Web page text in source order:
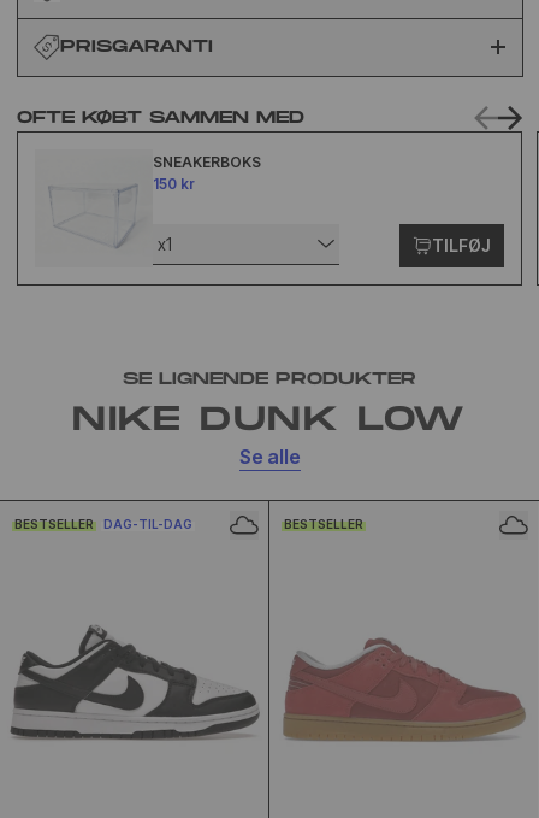
PRISGARANTI
OFTE KØBT SAMMEN MED
SNEAKERBOKS
150 kr
x1 TILFØJ
SE LIGNENDE PRODUKTER
NIKE DUNK LOW
Se alle
BESTSELLER DAG-TIL-DAG BESTSELLER